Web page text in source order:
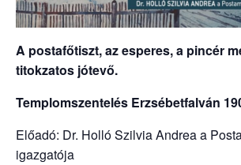
A postafőtiszt, az esperes, a pincér
titokzatos jótevő.
Templomszentelés Erzsébetfalván
Előadó: Dr. Holló Szilvia Andrea a
igazgatója